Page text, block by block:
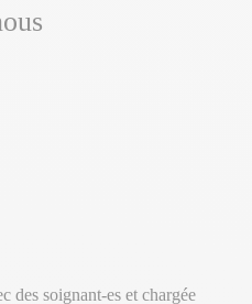
des soignant-es et chargée